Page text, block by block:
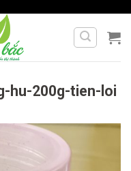
hu-200g-tien-loi